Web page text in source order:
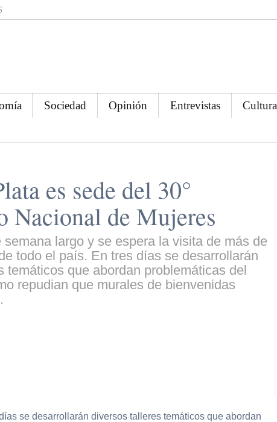
Sociedad Opinión Entrevistas Cultura
es sede del 30°
Nacional de Mujeres
semana largo y se espera la visita de más de
todo el país. En tres días se desarrollarán
temáticos que abordan problemáticas del
repudian que murales de bienvenidas
se desarrollarán diversos talleres temáticos que abordan